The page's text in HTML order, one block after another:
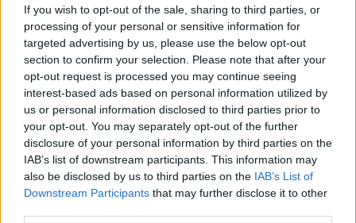
If you wish to opt-out of the sale, sharing to third parties, or
processing of your personal or sensitive information for
targeted advertising by us, please use the below opt-out
section to confirm your selection. Please note that after your
opt-out request is processed you may continue seeing
interest-based ads based on personal information utilized by
us or personal information disclosed to third parties prior to
your opt-out. You may separately opt-out of the further
disclosure of your personal information by third parties on the
IAB’s list of downstream participants. This information may
also be disclosed by us to third parties on the IAB’s List of
Downstream Participants that may further disclose it to other
Nick Calathes Highlights 22 Pts & 17 Ast vs CSKA (part
#paobc #panathinaokos??☘️
pic.twitter.com/VvnghomQA5
— SPG Highlights (@SPGhighlights)January 3, 2020
Παιχνίδι από παντού στη Novibet με το
νέο Mobile App